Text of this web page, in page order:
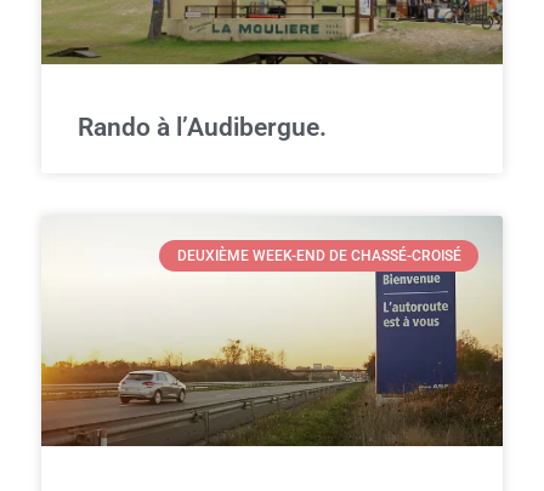
Rando à l’Audibergue.
DEUXIÈME WEEK-END DE CHASSÉ-CROISÉ